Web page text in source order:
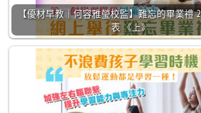
【優材早教｜何容雅瑩校監】難忘的畢業禮
表 《上》